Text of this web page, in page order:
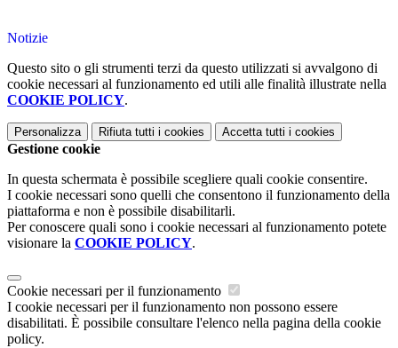
Notizie
Questo sito o gli strumenti terzi da questo utilizzati si avvalgono di
cookie necessari al funzionamento ed utili alle finalità illustrate nella
COOKIE POLICY.
Personalizza Rifiuta tutti i cookies Accetta tutti i cookies
Gestione cookie
In questa schermata è possibile scegliere quali cookie consentire.
I cookie necessari sono quelli che consentono il funzionamento della
piattaforma e non è possibile disabilitarli.
Per conoscere quali sono i cookie necessari al funzionamento potete
visionare la COOKIE POLICY.
Cookie necessari per il funzionamento
I cookie necessari per il funzionamento non possono essere
disabilitati. È possibile consultare l'elenco nella pagina della cookie
policy.